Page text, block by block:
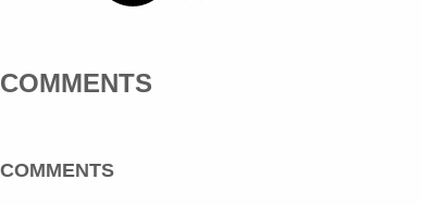
COMMENTS
COMMENTS